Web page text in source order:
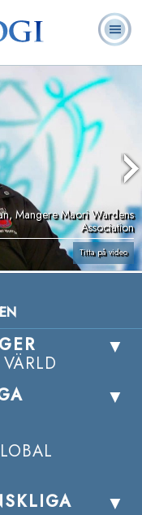
Ofta ställda
frågor
Böcker
Mangere Maori Wardens
Association
Titta på video